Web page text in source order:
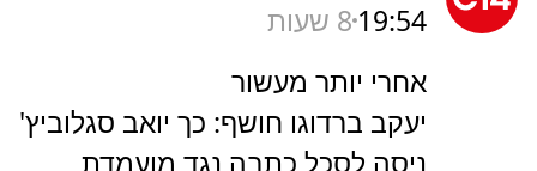
19:54 8 שעות
אחרי יותר מעשור
יעקב ברדוגו חושף: כך יואב סגלוביץ'
ניסה לסכל כתבה נגד מועמדת